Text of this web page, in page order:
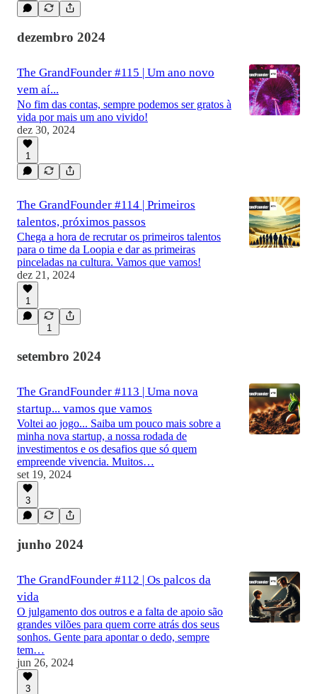
dezembro 2024
The GrandFounder #115 | Um ano novo
vem aí...
No fim das contas, sempre podemos ser gratos à
vida por mais um ano vivido!
dez 30, 2024
1
The GrandFounder #114 | Primeiros
talentos, próximos passos
Chega a hora de recrutar os primeiros talentos
para o time da Loopia e dar as primeiras
pinceladas na cultura. Vamos que vamos!
dez 21, 2024
1
1
setembro 2024
The GrandFounder #113 | Uma nova
startup... vamos que vamos
Voltei ao jogo... Saiba um pouco mais sobre a
minha nova startup, a nossa rodada de
investimentos e os desafios que só quem
empreende vivencia. Muitos…
set 19, 2024
3
junho 2024
The GrandFounder #112 | Os palcos da
vida
O julgamento dos outros e a falta de apoio são
grandes vilões para quem corre atrás dos seus
sonhos. Gente para apontar o dedo, sempre
tem…
jun 26, 2024
3